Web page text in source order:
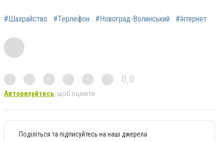
#Шахрайство #Терлефон #Новоград-Волинський #Інтернет
0,0
Авторизуйтесь, щоб оцінити
Поділіться та підписуйтесь на наші джерела